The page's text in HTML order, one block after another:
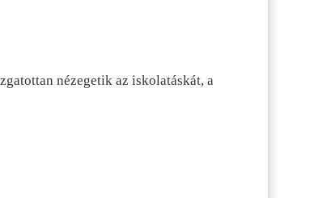
nézegetik az iskolatáskát, a